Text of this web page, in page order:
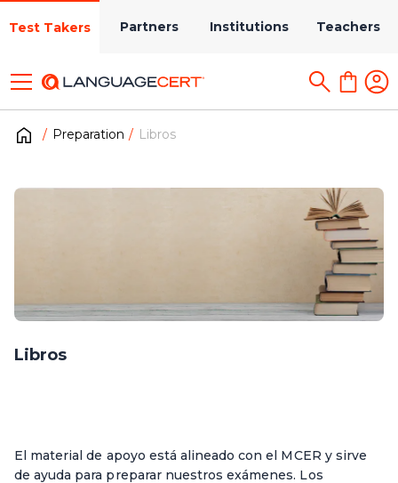
Test Takers Partners Institutions Teachers
Preparation Libros
Libros
El material de apoyo está alineado con el MCER y sirve
de ayuda para preparar nuestros exámenes. Los